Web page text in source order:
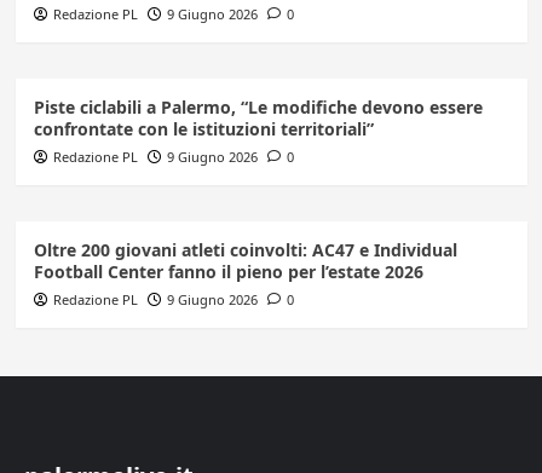
Redazione PL 9 Giugno 2026 0
Piste ciclabili a Palermo, “Le modifiche devono essere
confrontate con le istituzioni territoriali”
Redazione PL 9 Giugno 2026 0
Oltre 200 giovani atleti coinvolti: AC47 e Individual
Football Center fanno il pieno per l’estate 2026
Redazione PL 9 Giugno 2026 0